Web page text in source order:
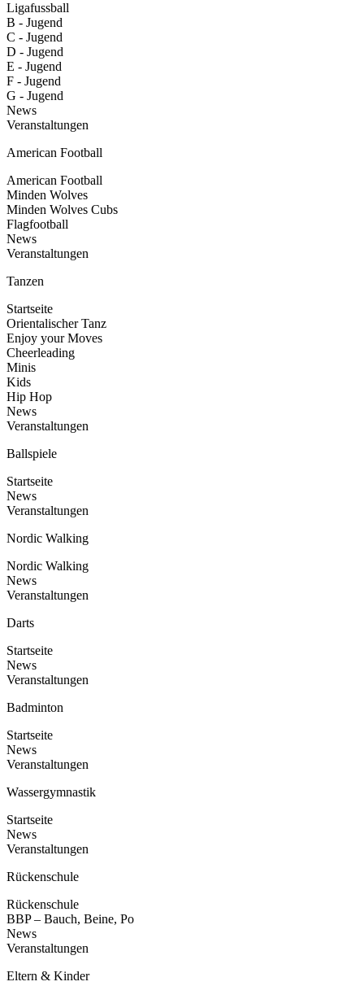
Ligafussball
B - Jugend
C - Jugend
D - Jugend
E - Jugend
F - Jugend
G - Jugend
News
Veranstaltungen
American Football
American Football
Minden Wolves
Minden Wolves Cubs
Flagfootball
News
Veranstaltungen
Tanzen
Startseite
Orientalischer Tanz
Enjoy your Moves
Cheerleading
Minis
Kids
Hip Hop
News
Veranstaltungen
Ballspiele
Startseite
News
Veranstaltungen
Nordic Walking
Nordic Walking
News
Veranstaltungen
Darts
Startseite
News
Veranstaltungen
Badminton
Startseite
News
Veranstaltungen
Wassergymnastik
Startseite
News
Veranstaltungen
Rückenschule
Rückenschule
BBP – Bauch, Beine, Po
News
Veranstaltungen
Eltern & Kinder